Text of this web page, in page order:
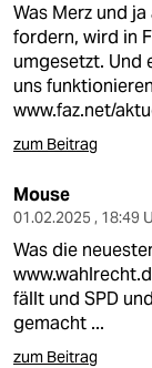
berlin
nord
wahrheit
verlag
veranstaltungen
shop
fragen & hilfe
Was Merz und
fordern, wird in
umgesetzt. Und
uns
www.faz.net/
zum Beitrag
Mouse
01.02.2025 , 18:49
Was die
fällt und SPD
gemacht ...
zum Beitrag